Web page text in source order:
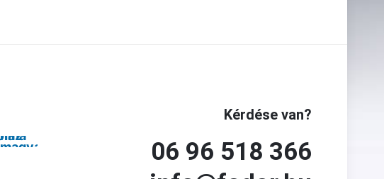
Kérdése van?
06 96 518 366